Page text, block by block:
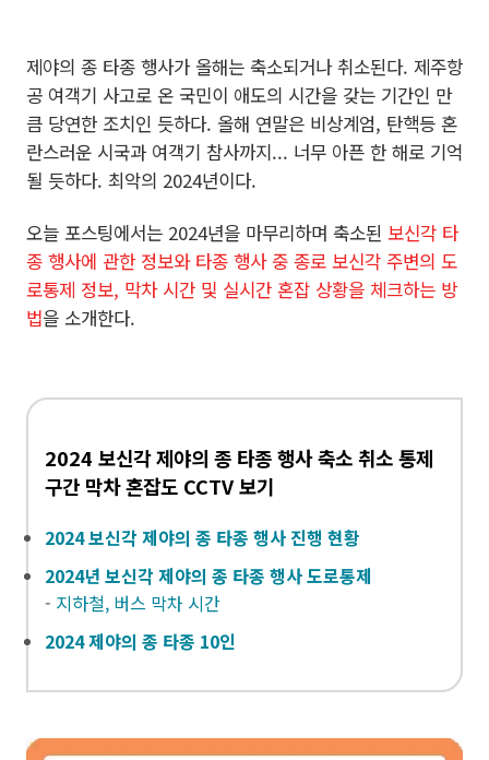
제야의 종 타종 행사가 올해는 축소되거나 취소된다. 제주항
공 여객기 사고로 온 국민이 애도의 시간을 갖는 기간인 만
큼 당연한 조치인 듯하다. 올해 연말은 비상계엄, 탄핵등 혼
란스러운 시국과 여객기 참사까지... 너무 아픈 한 해로 기억
될 듯하다. 최악의 2024년이다.
오늘 포스팅에서는 2024년을 마무리하며 축소된 보신각 타
종 행사에 관한 정보와 타종 행사 중 종로 보신각 주변의 도
로통제 정보, 막차 시간 및 실시간 혼잡 상황을 체크하는 방
법을 소개한다.
2024 보신각 제야의 종 타종 행사 축소 취소 통제
구간 막차 혼잡도 CCTV 보기
2024 보신각 제야의 종 타종 행사 진행 현황
2024년 보신각 제야의 종 타종 행사 도로통제
- 지하철, 버스 막차 시간
2024 제야의 종 타종 10인